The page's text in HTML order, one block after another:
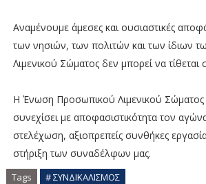
Αναμένουμε άμεσες και ουσιαστικές
των νησιών, των πολιτών και των ίδιων
Λιμενικού Σώματος δεν μπορεί να τίθεται
Η Ένωση Προσωπικού Λιμενικού
συνεχίσει με αποφασιστικότητα τον
στελέχωση, αξιοπρεπείς συνθήκες
στήριξη των συναδέλφων μας.
Tags # ΣΥΝΔΙΚΑΛΙΣΜΟΣ